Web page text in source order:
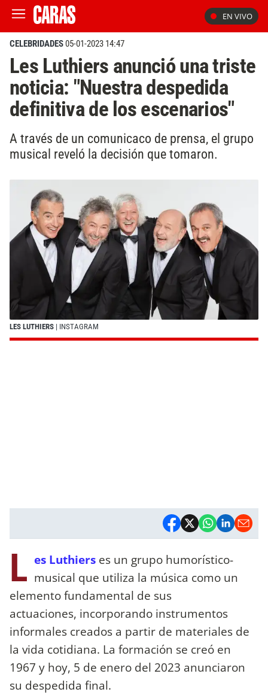
EN VIVO
CELEBRIDADES05-01-2023 14:47
Les Luthiers anunció una triste
noticia: "Nuestra despedida
definitiva de los escenarios"
A través de un comunicaco de prensa, el grupo
musical reveló la decisión que tomaron.
LES LUTHIERS | INSTAGRAM
L es Luthiers es un grupo humorístico-
musical que utiliza la música como un
elemento fundamental de sus
actuaciones, incorporando instrumentos
informales creados a partir de materiales de
la vida cotidiana. La formación se creó en
1967 y hoy, 5 de enero del 2023 anunciaron
su despedida final.